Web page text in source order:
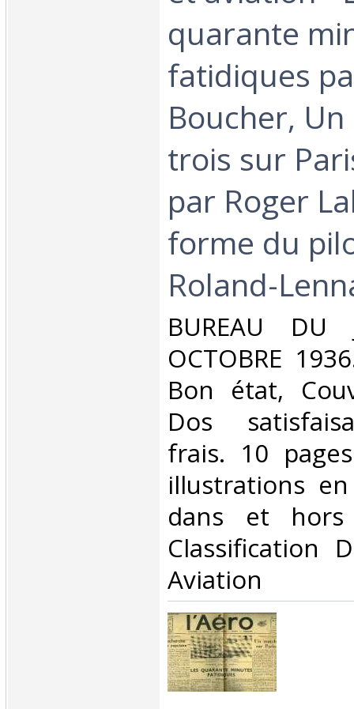
quarante
fatidiques
Boucher,
trois sur
par Roger
forme du
Roland-
‎BUREAU DU
OCTOBRE
Bon état,
Dos
frais. 10
illustrations
dans et
Classification
Aviation‎